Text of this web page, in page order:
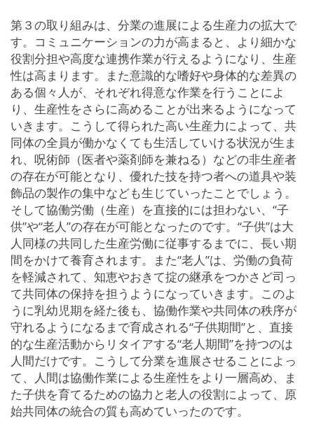
第３の取り組みは、分業の進展による生産力の拡大で
す。コミュニケーションの力が高まると、より細かな
役割分担や高度な連携作業が行えるようになり、生産
性は高まります。また意識的な嗜好や身体的な差異の
ある個々人が、それぞれ得意な作業を行うことによ
り、生産性をさらに高めることが出来るようになって
いきます。こうして得られた高い生産力によって、共
同体の全員が働かなくても生活していける状況が生ま
れ、呪術師（医者や薬剤師を兼ねる）などの非生産者
の存在が可能となり、優れた技を持つ者への道具や装
飾品の製作の集中なども生じていったことでしょう。
そして協働労働（生産）を直接的には担わない、“子
供”や“老人”の存在が可能となったのです。“子供”は大
人同様の共同した生産労働に従事するまでに、長い期
間をかけて養育されます。また“老人”は、労働の負荷
を軽減されて、知恵やおきて掟の継承をつかさど司っ
て共同体の保持を担うようになっていきます。このよ
うに乳幼児期を経た後も、協働作業や共同体の秩序が
守れるようになるまで育成される“子供期間”と、直接
的な生産活動からリタイアする“老人期間”を持つのは
人間だけです。こうして分業を進展させることによっ
て、人間は協働作業による生産性をより一層高め、ま
た子供を育てるための協力と老人の役割によって、原
始共同体の統合の質も高めていったのです。